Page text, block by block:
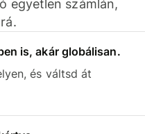
egyetlen számlán,
is, akár globálisan.
és váltsd át